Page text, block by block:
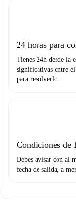
Prueba
no nos
24 horas para
Tienes 24h desde la
significativas entre
para resolverlo.
Condiciones de
Debes avisar con al
fecha de salida, a